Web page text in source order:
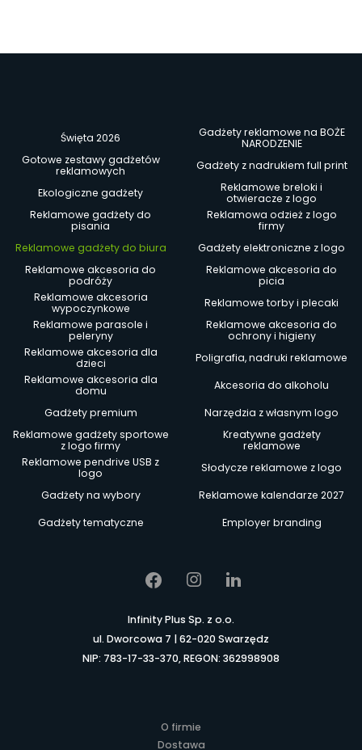
Święta 2026
Gadżety reklamowe na BOŻE
NARODZENIE
Gotowe zestawy gadżetów
reklamowych
Gadżety z nadrukiem full print
Ekologiczne gadżety
Reklamowe breloki i
otwieracze z logo
Reklamowe gadżety do
pisania
Reklamowa odzież z logo
firmy
Reklamowe gadżety do biura
Gadżety elektroniczne z logo
Reklamowe akcesoria do
podróży
Reklamowe akcesoria do
picia
Reklamowe akcesoria
wypoczynkowe
Reklamowe torby i plecaki
Reklamowe parasole i
peleryny
Reklamowe akcesoria do
ochrony i higieny
Reklamowe akcesoria dla
dzieci
Poligrafia, nadruki reklamowe
Reklamowe akcesoria dla
domu
Akcesoria do alkoholu
Gadżety premium
Narzędzia z własnym logo
Reklamowe gadżety sportowe
z logo firmy
Kreatywne gadżety
reklamowe
Reklamowe pendrive USB z
logo
Słodycze reklamowe z logo
Gadżety na wybory
Reklamowe kalendarze 2027
Gadżety tematyczne
Employer branding
Infinity Plus Sp. z o.o.
ul. Dworcowa 7 | 62-020 Swarzędz
NIP: 783-17-33-370, REGON: 362998908
O firmie
Dostawa